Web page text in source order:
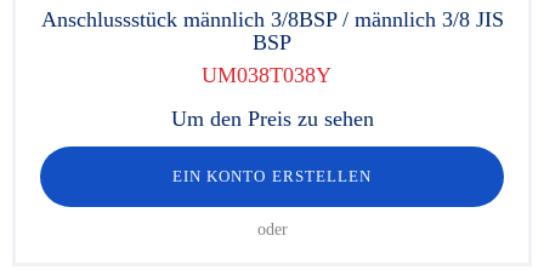
Anschlussstück männlich 3/8BSP / männlich 3/8 JIS
BSP
UM038T038Y
Um den Preis zu sehen
EIN KONTO ERSTELLEN
oder